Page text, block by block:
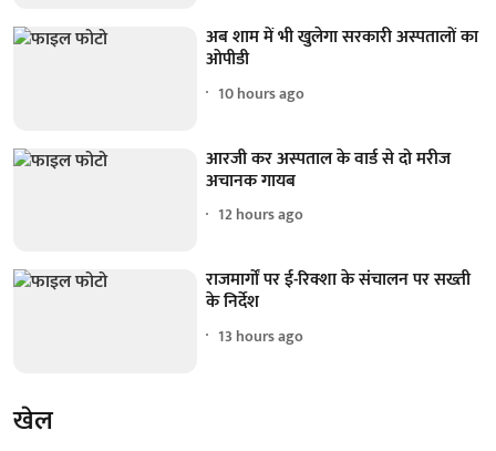
अब शाम में भी खुलेगा सरकारी अस्पतालों का
ओपीडी
10 hours ago
आरजी कर अस्पताल के वार्ड से दो मरीज
अचानक गायब
12 hours ago
राजमार्गों पर ई-रिक्शा के संचालन पर सख्ती
के निर्देश
13 hours ago
खेल